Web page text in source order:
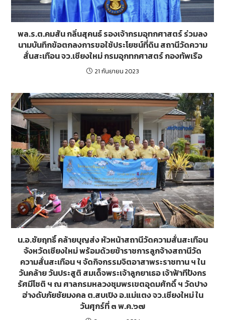
พล.ร.ต.คมสัน กลิ่นสุคนธ์ รองเจ้ากรมอุทกศาสตร์ ร่วมลง
นามบันทึกข้อตกลงการขอใช้ประโยชน์ที่ดิน สถานีวัดความ
สั่นสะเทือน จว.เชียงใหม่ กรมอุกทกศาสตร์ กองทัพเรือ
21 กันยายน 2023
น.อ.ชัยฤทธิ์ คล้ายบุญส่ง หัวหน้าสถานีวัดความสั่นสะเทือน
จังหวัดเชียงใหม่ พร้อมด้วยข้าราชการลูกจ้างสถานีวัด
ความสั่นสะเทือน ฯ จัดกิจกรรมจิตอาสาพระราชทาน ฯ ใน
วันคล้าย วันประสูติ สมเด็จพระเจ้าลูกยาเธอ เจ้าฟ้าทีปังกร
รัศมีโชติ ฯ ณ ศาลกรมหลวงชุมพรเขตอุดมศักดิ์ ฯ วัดปาง
ฮ่างดับภัยชัยมงคล ต.สบเปิง อ.แม่แตง จว.เชียงใหม่ ใน
วันศุกร์ที่ ๓ พ.ค.๖๗